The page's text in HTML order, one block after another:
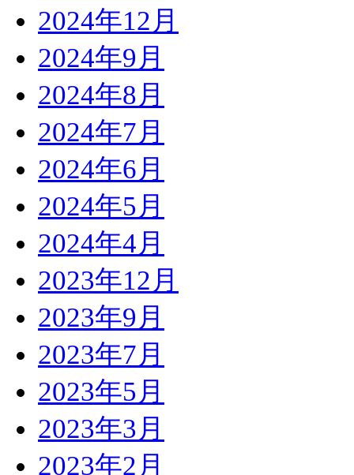
2024年12月
2024年9月
2024年8月
2024年7月
2024年6月
2024年5月
2024年4月
2023年12月
2023年9月
2023年7月
2023年5月
2023年3月
2023年2月